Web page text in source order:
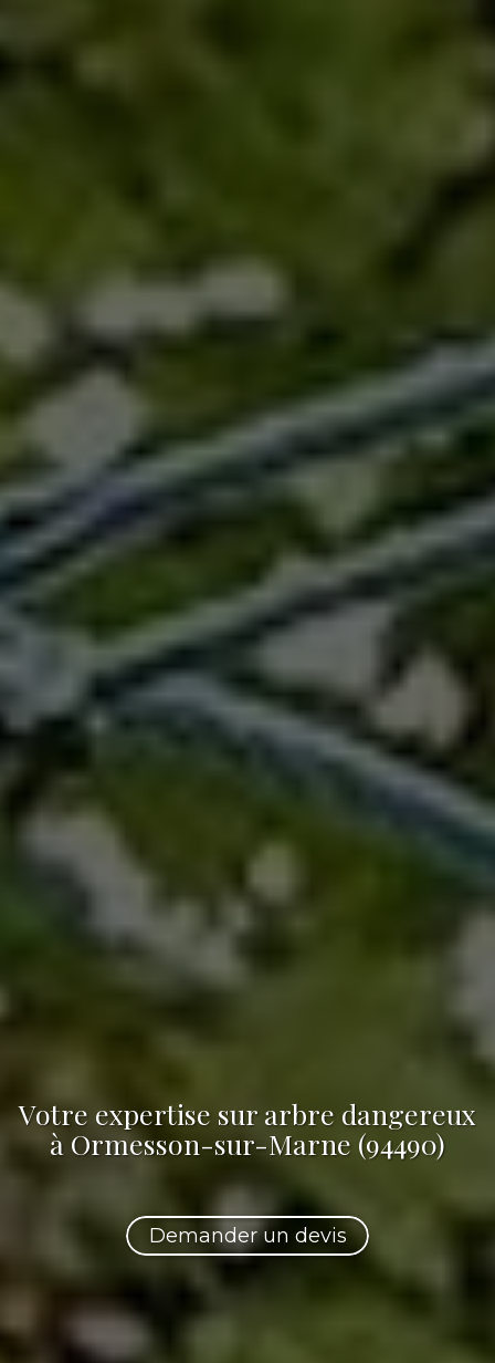
Votre expertise sur arbre dangereux
à Ormesson-sur-Marne (94490)
Demander un devis